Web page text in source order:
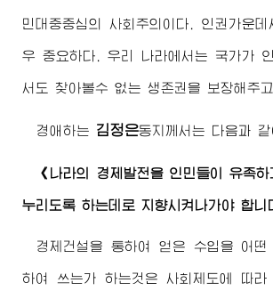
민대중중심의 사회주의이다. 인권가운
우 중요하다. 우리 나라에서는 국가가
서도 찾아볼수 없는 생존권을 보장해주고
경애하는 김정은동지 께서는 다음과 같
《나라의 경제발전을 인민들이 유족
누리도록 하는데로 지향시켜나가야 합니
경제건설을 통하여 얻은 수입을 어
하여 쓰는가 하는것은 사회제도에 따